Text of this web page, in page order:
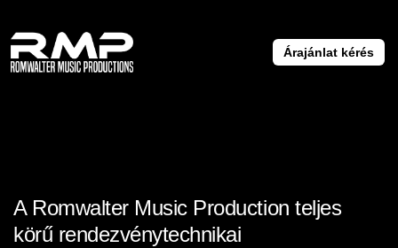
Árajánlat kérés
A Romwalter Music Production teljes
körű rendezvénytechnikai